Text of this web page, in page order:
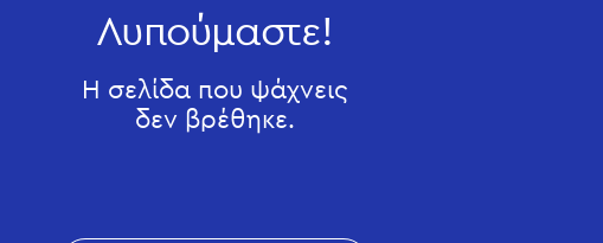
Λυπούμαστε!
Η σελίδα που ψάχνεις
δεν βρέθηκε.